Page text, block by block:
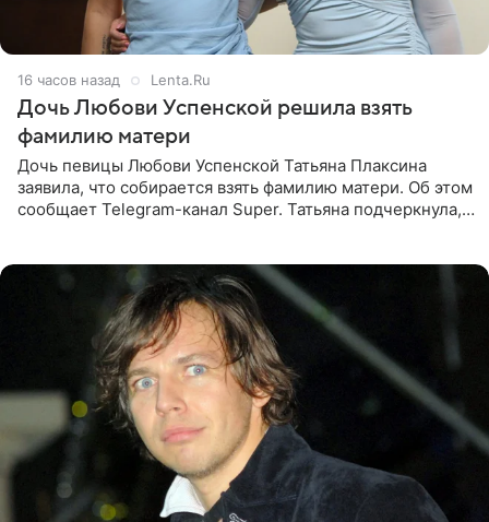
16 часов назад Lenta.Ru
Дочь Любови Успенской решила взять
фамилию матери
Дочь певицы Любови Успенской Татьяна Плаксина
заявила, что собирается взять фамилию матери. Об этом
сообщает Telegram-канал Super. Татьяна подчеркнула,